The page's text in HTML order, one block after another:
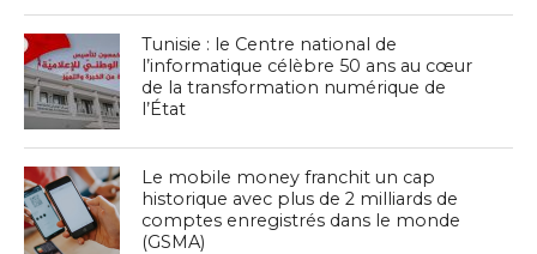
Tunisie : le Centre national de
l’informatique célèbre 50 ans au cœur
de la transformation numérique de
l’État
Le mobile money franchit un cap
historique avec plus de 2 milliards de
comptes enregistrés dans le monde
(GSMA)